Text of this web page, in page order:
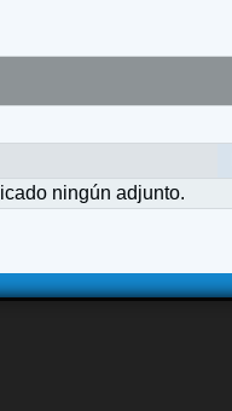
ningún adjunto.